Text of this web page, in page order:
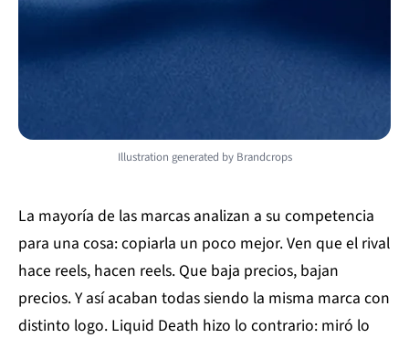
Illustration generated by Brandcrops
La mayoría de las marcas analizan a su competencia
para una cosa: copiarla un poco mejor. Ven que el rival
hace reels, hacen reels. Que baja precios, bajan
precios. Y así acaban todas siendo la misma marca con
distinto logo. Liquid Death hizo lo contrario: miró lo